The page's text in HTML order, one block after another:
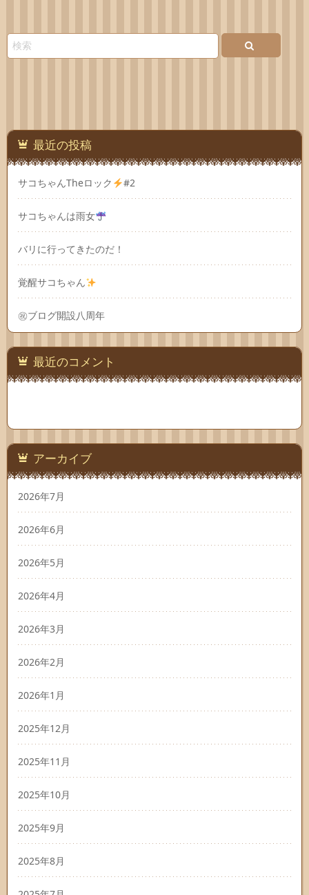
最近の投稿
サコちゃんTheロック #2
サコちゃんは雨女
バリに行ってきたのだ！
覚醒サコちゃん
㊗ブログ開設八周年
最近のコメント
アーカイブ
2026年7月
2026年6月
2026年5月
2026年4月
2026年3月
2026年2月
2026年1月
2025年12月
2025年11月
2025年10月
2025年9月
2025年8月